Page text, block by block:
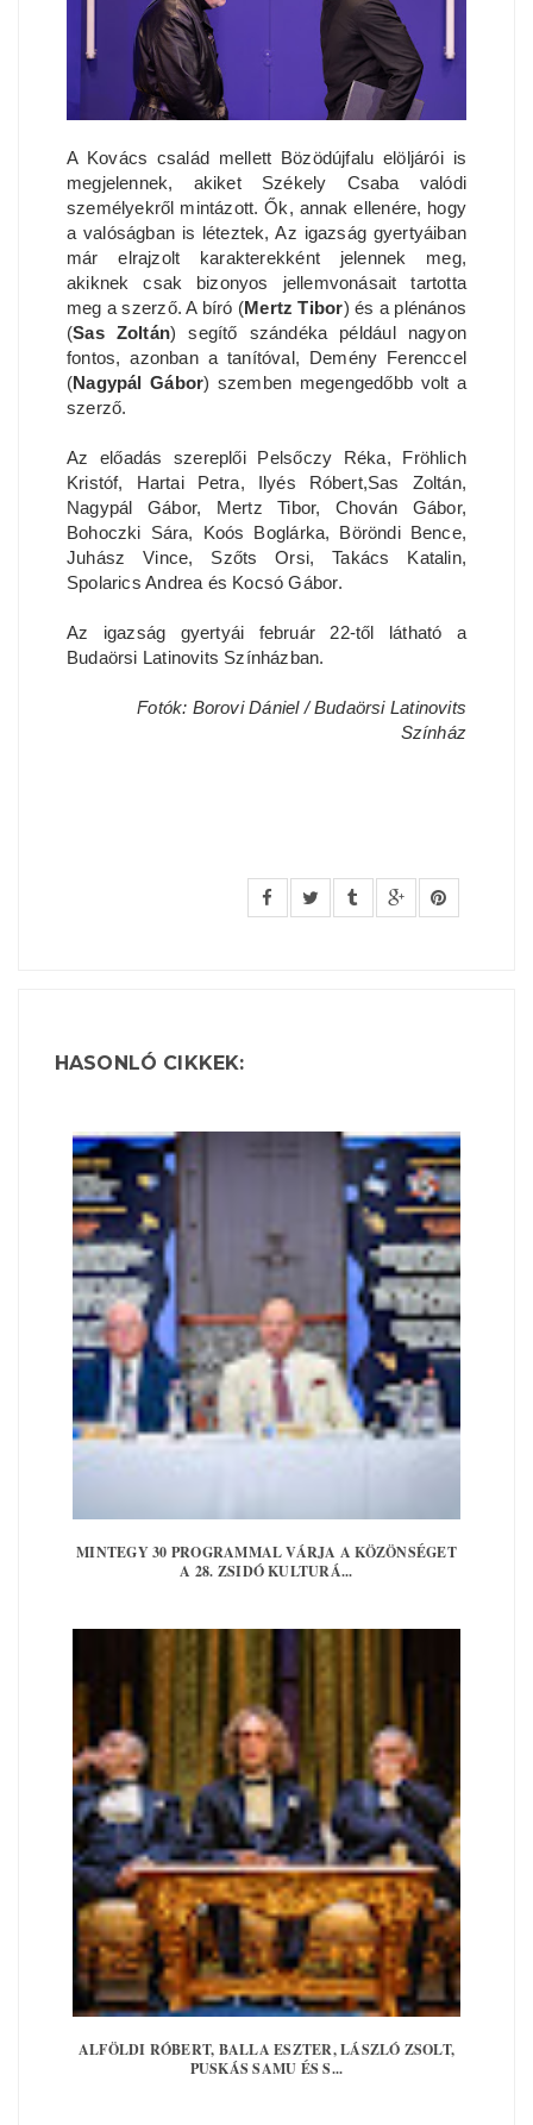
A Kovács család mellett Bözödújfalu elöljárói is
megjelennek, akiket Székely Csaba valódi
személyekről mintázott. Ők, annak ellenére, hogy
a valóságban is léteztek, Az igazság gyertyáiban
már elrajzolt karakterekként jelennek meg,
akiknek csak bizonyos jellemvonásait tartotta
meg a szerző. A bíró (Mertz Tibor) és a plénános
(Sas Zoltán) segítő szándéka például nagyon
fontos, azonban a tanítóval, Demény Ferenccel
(Nagypál Gábor) szemben megengedőbb volt a
szerző.
Az előadás szereplői Pelsőczy Réka, Fröhlich
Kristóf, Hartai Petra, Ilyés Róbert,Sas Zoltán,
Nagypál Gábor, Mertz Tibor, Chován Gábor,
Bohoczki Sára, Koós Boglárka, Böröndi Bence,
Juhász Vince, Szőts Orsi, Takács Katalin,
Spolarics Andrea és Kocsó Gábor.
Az igazság gyertyái február 22-től látható a
Budaörsi Latinovits Színházban.
Fotók: Borovi Dániel / Budaörsi Latinovits
Színház
HASONLÓ CIKKEK:
MINTEGY 30 PROGRAMMAL VÁRJA A KÖZÖNSÉGET
A 28. ZSIDÓ KULTURÁ...
ALFÖLDI RÓBERT, BALLA ESZTER, LÁSZLÓ ZSOLT,
PUSKÁS SAMU ÉS S...